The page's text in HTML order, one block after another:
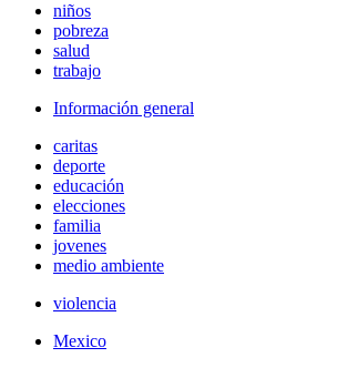
niños
pobreza
salud
trabajo
Información general
caritas
deporte
educación
elecciones
familia
jovenes
medio ambiente
violencia
Mexico